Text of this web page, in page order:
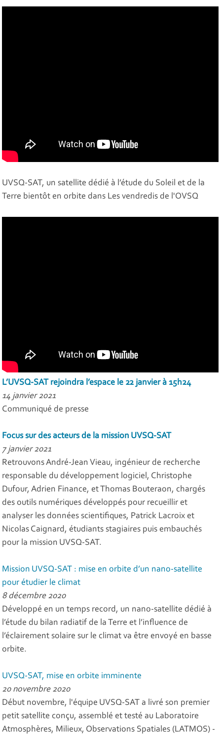
UVSQ-SAT, un satellite dédié à l’étude du Soleil et de la
Terre bientôt en orbite dans Les vendredis de l'OVSQ
L’UVSQ-SAT rejoindra l’espace le 22 janvier à 15h24
14 janvier 2021
Communiqué de presse
Focus sur des acteurs de la mission UVSQ-SAT
7 janvier 2021
Retrouvons André-Jean Vieau, ingénieur de recherche
responsable du développement logiciel, Christophe
Dufour, Adrien Finance, et Thomas Bouteraon, chargés
des outils numériques développés pour recueillir et
analyser les données scientifiques, Patrick Lacroix et
Nicolas Caignard, étudiants stagiaires puis embauchés
pour la mission UVSQ-SAT.
Mission UVSQ-SAT : mise en orbite d’un nano-satellite
pour étudier le climat
8 décembre 2020
Développé en un temps record, un nano-satellite dédié à
l’étude du bilan radiatif de la Terre et l’influence de
l’éclairement solaire sur le climat va être envoyé en basse
orbite.
UVSQ-SAT, mise en orbite imminente
20 novembre 2020
Début novembre, l'équipe UVSQ-SAT a livré son premier
petit satellite conçu, assemblé et testé au Laboratoire
Atmosphères, Milieux, Observations Spatiales (LATMOS) -